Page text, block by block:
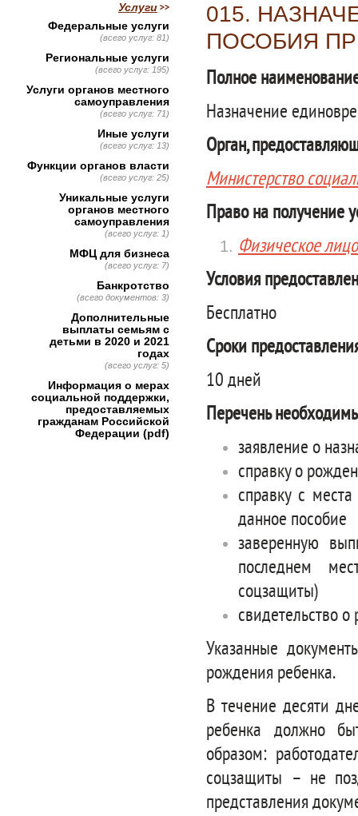
015.
ПОСОБИЯ
Полное
Назначение
Орган,
Министерство
Право на получение
Физическое лицо
Условия
Бесплатно
Сроки
10 дней
Перечень
заявление о
справку о
справку с
данное пособие
заверенную
последнем
соцзащиты)
свидетельство
Указанные
рождения ребенка.
В течение десяти
ребенка должно
образом:
соцзащиты – не
представления
Услуги
Федеральные услуги
(всего услуг: 81)
Региональные услуги
(всего услуг: 195)
Услуги органов местного
самоуправления
(всего услуг: 71)
Иные услуги
(всего услуг: 13)
Функции органов власти
(всего услуг: 25)
Уникальные услуги
органов местного
самоуправления
(всего услуг: 1)
МФЦ для бизнеса
(всего услуг: 7)
Банкротство
(всего документов: 3)
Дополнительные
выплаты семьям с
детьми в 2020 и 2021
годах
(всего услуг: 5)
Информация о мерах
социальной поддержки,
предоставляемых
гражданам Российской
Федерации (pdf)